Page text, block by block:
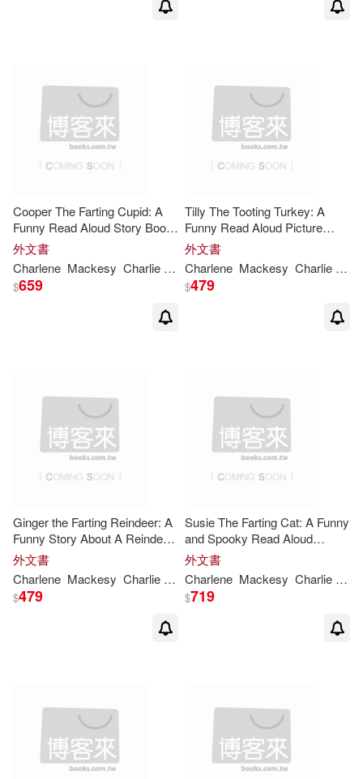
Cooper The Farting Cupid: A
Funny Read Aloud Story Book
For Kids And Adults About
Farting and Friendship, A
Valentine’’s Day Gift For Boys
and Gi
外文書
Charlene Mackesy Charlie Whitford
$659
Tilly The Tooting Turkey: A
Funny Read Aloud Picture
Book For Kids And Adults
About Turkey Farts and Toots.
(Let That Fart Go...)
外文書
Charlene Mackesy Charlie
$479
Ginger the Farting Reindeer: A
Funny Story About A Reindeer
Who Farts and Toots Read
Aloud Picture Book For Kids
And Adults
外文書
Charlene Mackesy Charlie Whitford
$479
Susie The Farting Cat: A Funny
and Spooky Read Aloud
Picture Book For Kids And
Adults About a Cat
Spooktacular Farts and Toots
外文書
Charlene Mackesy Charlie
$719